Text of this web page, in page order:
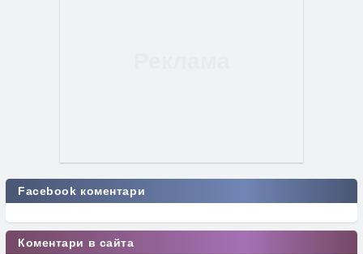
Facebook коментари
Коментари в сайта